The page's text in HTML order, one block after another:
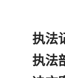
执法
执法
联系我们